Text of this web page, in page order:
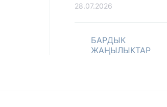
28.07.2026
БАРДЫК
ЖАҢЫЛЫКТАР